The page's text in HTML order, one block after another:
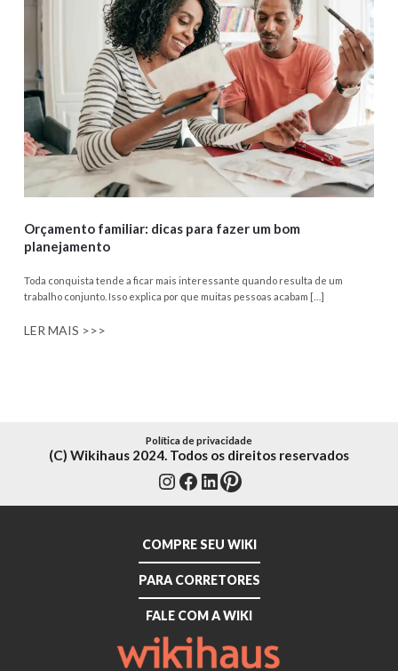
Orçamento familiar: dicas para fazer um bom
planejamento
Toda conquista tende a ficar mais interessante quando resulta de um
trabalho conjunto. Isso explica por que muitas pessoas acabam […]
LER MAIS >>>
Instagram
Facebook
LinkedIn
Pinterest
Política de privacidade
(C) Wikihaus 2024. Todos os direitos reservados
COMPRE SEU WIKI
PARA CORRETORES
FALE COM A WIKI